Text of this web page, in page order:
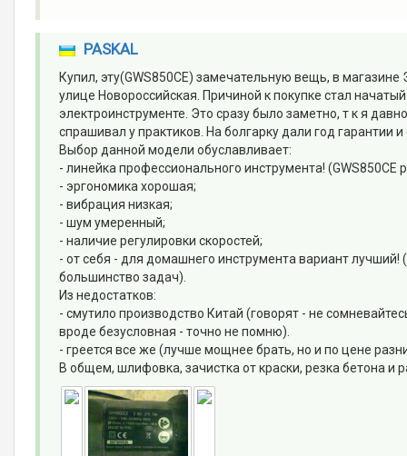
PASKAL
Купил, эту(GWS850CE) замечательную вещь, в
улице Новороссийская. Причиной к покупке стал
электроинструменте. Это сразу было заметно, т к я
спрашивал у практиков. На болгарку дали год гарантии
Выбор данной модели обуславливает:
- линейка профессионального инструмента! (GWS850CE
- эргономика хорошая;
- вибрация низкая;
- шум умеренный;
- наличие регулировки скоростей;
- от себя - для домашнего инструмента вариант лучший!
большинство задач).
Из недостатков:
- смутило производство Китай (говорят - не
вроде безусловная - точно не помню).
- греется все же (лучше мощнее брать, но и по цене
В общем, шлифовка, зачистка от краски, резка бетона